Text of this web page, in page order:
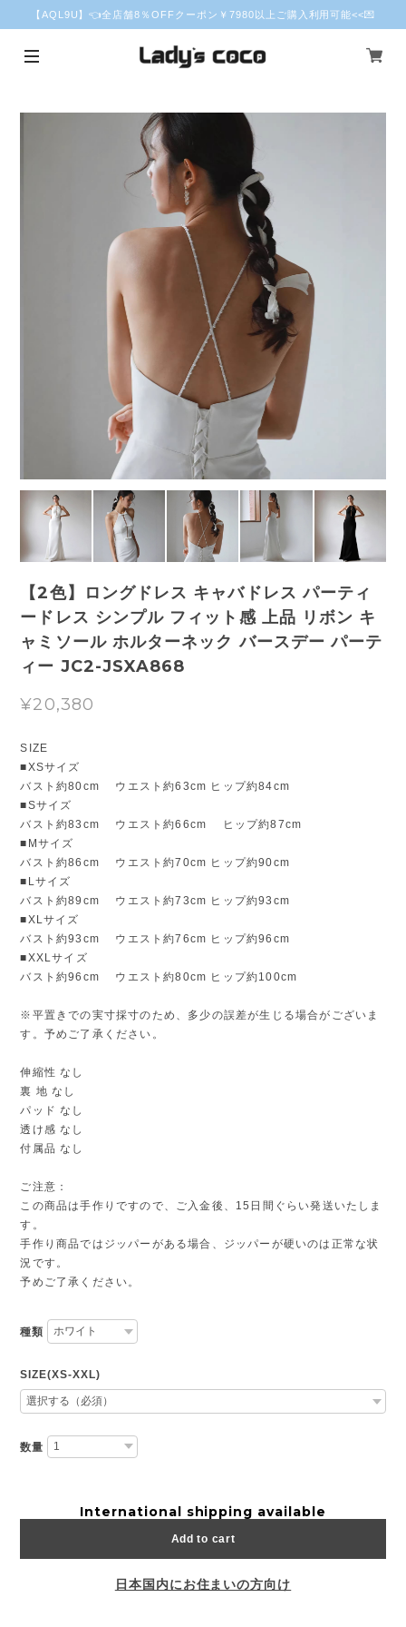
【AQL9U】👈全店舗8％OFFクーポン￥7980以上ご購入利用可能<<💌
【2色】ロングドレス キャバドレス パーティ
ードレス シンプル フィット感 上品 リボン キ
ャミソール ホルターネック バースデー パーテ
ィー JC2-JSXA868
¥20,380
SIZE
■XSサイズ
バスト約80cm ウエスト約63cm ヒップ約84cm
■Sサイズ
バスト約83cm ウエスト約66cm ヒップ約87cm
■Mサイズ
バスト約86cm ウエスト約70cm ヒップ約90cm
■Lサイズ
バスト約89cm ウエスト約73cm ヒップ約93cm
■XLサイズ
バスト約93cm ウエスト約76cm ヒップ約96cm
■XXLサイズ
バスト約96cm ウエスト約80cm ヒップ約100cm
※平置きでの実寸採寸のため、多少の誤差が生じる場合がございま
す。予めご了承ください。
伸縮性 なし
裏 地 なし
パッド なし
透け感 なし
付属品 なし
ご注意：
この商品は手作りですので、ご入金後、15日間ぐらい発送いたしま
す。
手作り商品ではジッパーがある場合、ジッパーが硬いのは正常な状
況です。
予めご了承ください。
種類
SIZE(XS-XXL)
数量
International shipping available
Add to cart
日本国内にお住まいの方向け